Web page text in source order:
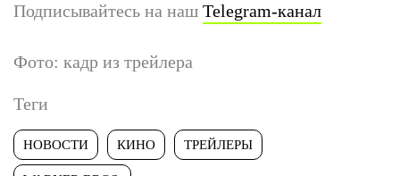
Подписывайтесь на наш Telegram-канал
Фото: кадр из трейлера
Теги
НОВОСТИ КИНО ТРЕЙЛЕРЫ